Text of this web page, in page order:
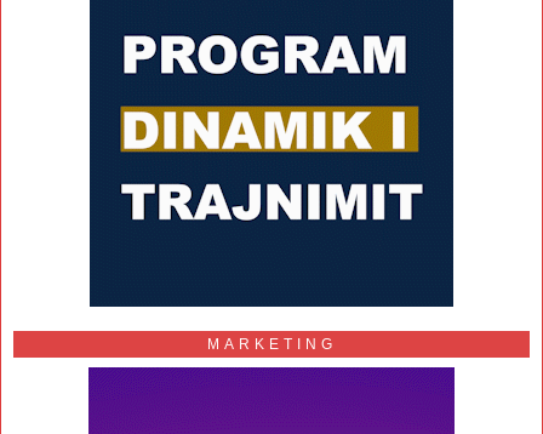
MARKETING